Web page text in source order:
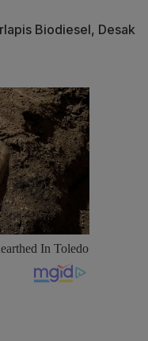
Biodiesel, Desak